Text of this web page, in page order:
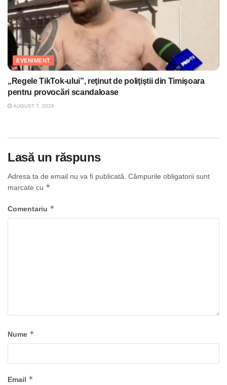
EVENIMENT
„Regele TikTok-ului”, reţinut de poliţiştii din Timişoara
pentru provocări scandaloase
AUGUST 7, 2026
Lasă un răspuns
Adresa ta de email nu va fi publicată. Câmpurile obligatorii sunt
marcate cu *
Comentariu *
Nume *
Email *